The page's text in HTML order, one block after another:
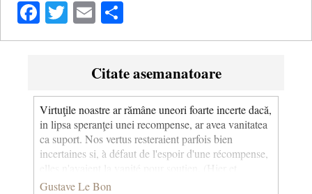
Facebook
Twitter
Email
Citate asemanatoare
Virtuţile noastre ar rămâne uneori foarte incerte dacă,
in lipsa speranţei unei recompense, ar avea vanitatea
ca suport. Nos vertus resteraient parfois bien
incertaines si, à défaut de l'espoir d'une récompense,
elles n'avaient la vanité pour soutien. (Hier et
Demain)
Gustave Le Bon